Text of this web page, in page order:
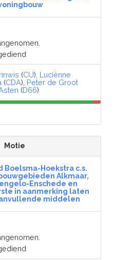
(CU), Luciënne
(CDA), Peter de Groot
(D66)
Motie
Boelsma-Hoekstra c.s.
Alkmaar,
Enschede en
in aanmerking laten
middelen